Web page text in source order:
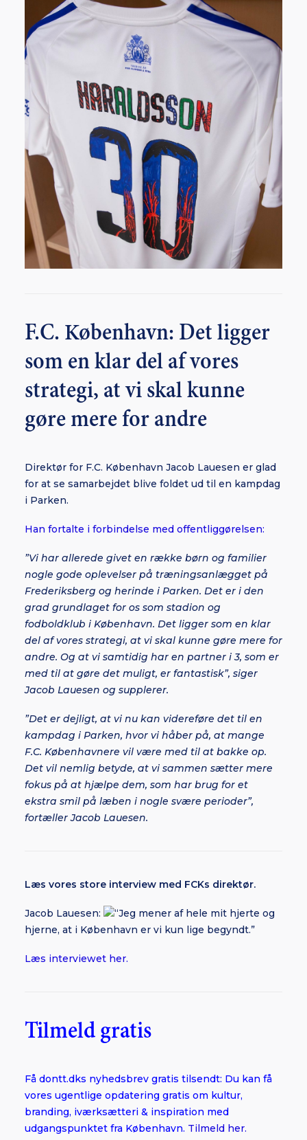
F.C. København: Det ligger
som en klar del af vores
strategi, at vi skal kunne
gøre mere for andre
Direktør for F.C. København Jacob Lauesen er glad
for at se samarbejdet blive foldet ud til en kampdag
i Parken.
Han fortalte i forbindelse med offentliggørelsen:
”Vi har allerede givet en række børn og familier
nogle gode oplevelser på træningsanlægget på
Frederiksberg og herinde i Parken. Det er i den
grad grundlaget for os som stadion og
fodboldklub i København. Det ligger som en klar
del af vores strategi, at vi skal kunne gøre mere for
andre. Og at vi samtidig har en partner i 3, som er
med til at gøre det muligt, er fantastisk”, siger
Jacob Lauesen og supplerer.
”Det er dejligt, at vi nu kan videreføre det til en
kampdag i Parken, hvor vi håber på, at mange
F.C. Københavnere vil være med til at bakke op.
Det vil nemlig betyde, at vi sammen sætter mere
fokus på at hjælpe dem, som har brug for et
ekstra smil på læben i nogle svære perioder”,
fortæller Jacob Lauesen.
Læs vores store interview med FCKs direktør.
Jacob Lauesen:
“Jeg mener af hele mit hjerte og
hjerne, at i København er vi kun lige begyndt.”
Læs interviewet her.
Tilmeld gratis
Få dontt.dks nyhedsbrev gratis tilsendt: Du kan få
vores ugentlige opdatering gratis om kultur,
branding, iværksætteri & inspiration med
udgangspunktet fra København. Tilmeld her.